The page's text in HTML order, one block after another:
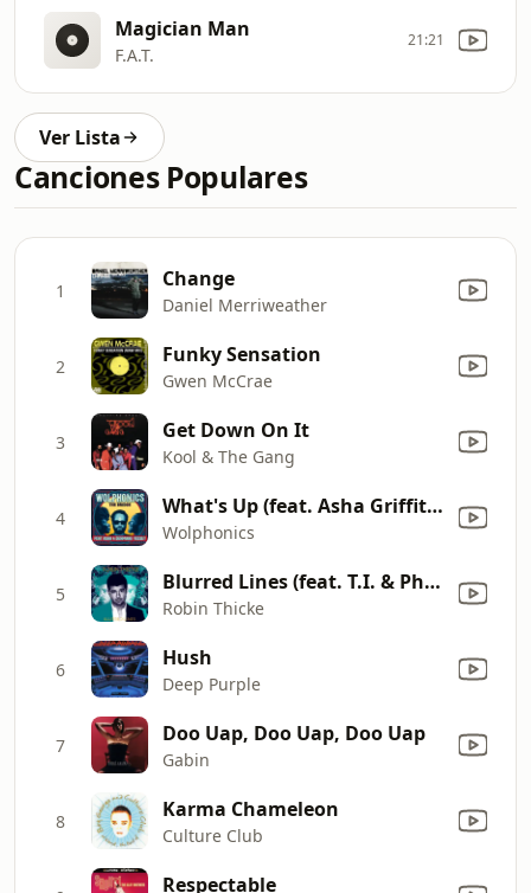
Magician Man
F.A.T.
21:21
Ver Lista
Canciones Populares
1 Change
Daniel Merriweather
2 Funky Sensation
Gwen McCrae
3 Get Down On It
Kool & The Gang
4 What's Up (feat. Asha Griffith)
Wolphonics
5 Blurred Lines (feat. T.I. & Pharrell)
Robin Thicke
6 Hush
Deep Purple
7 Doo Uap, Doo Uap, Doo Uap
Gabin
8 Karma Chameleon
Culture Club
Respectable